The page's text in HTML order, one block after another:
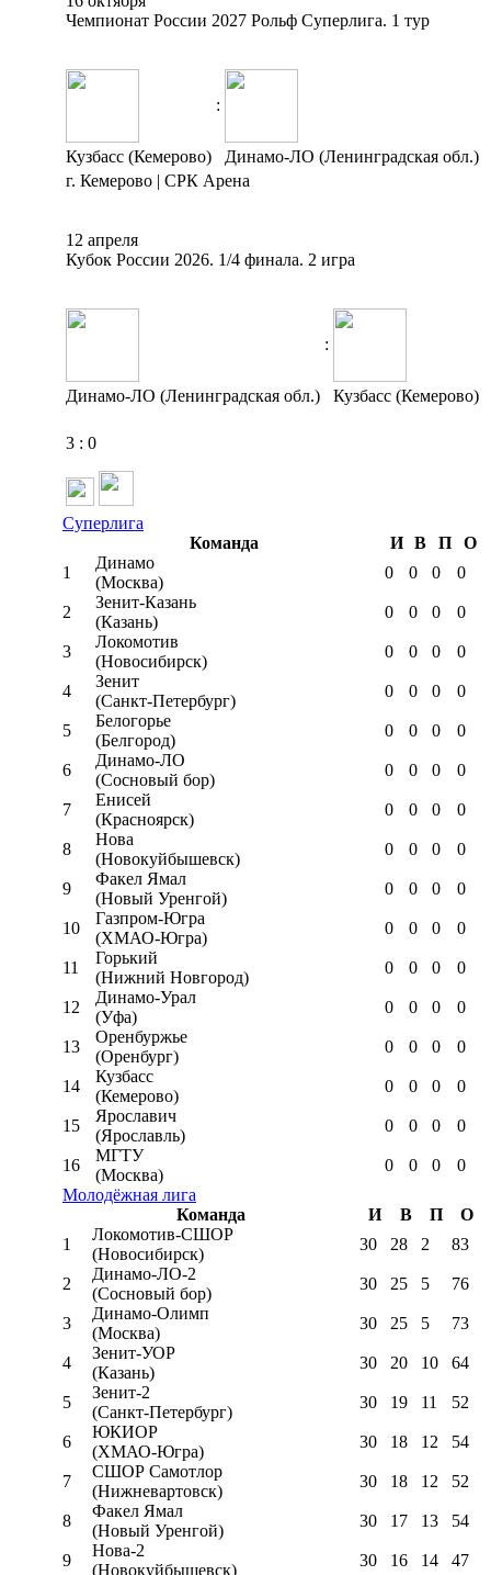
Чемпионат России 2027 Рольф Суперлига. 1 тур
:
Кузбасс (Кемерово)
Динамо-ЛО (Ленинградская обл.)
г. Кемерово | СРК Арена
12 апреля
Кубок России 2026. 1/4 финала. 2 игра
:
Динамо-ЛО (Ленинградская обл.) Кузбасс (Кемерово)
3 : 0
Суперлига
Команда
И В П
О
1
Динамо
(Москва)
0 0 0 0
2
Зенит-Казань
(Казань)
0 0 0 0
3
Локомотив
(Новосибирск)
0 0 0 0
4
Зенит
(Санкт-Петербург)
0 0 0 0
5
Белогорье
(Белгород)
0 0 0 0
6
Динамо-ЛО
(Сосновый бор)
0 0 0 0
7
Енисей
(Красноярск)
0 0 0 0
8
Нова
(Новокуйбышевск)
0 0 0 0
9
Факел Ямал
(Новый Уренгой)
0 0 0 0
10
Газпром-Югра
(ХМАО-Югра)
0 0 0 0
11
Горький
(Нижний Новгород)
0 0 0 0
12
Динамо-Урал
(Уфа)
0 0 0 0
13
Оренбуржье
(Оренбург)
0 0 0 0
14
Кузбасс
(Кемерово)
0 0 0 0
15
Ярославич
(Ярославль)
0 0 0 0
16
МГТУ
(Москва)
0 0 0
0
Молодёжная лига
Команда
И В П
О
1
Локомотив-CШОР
(Новосибирск)
30 28 2 83
2
Динамо-ЛО-2
(Сосновый бор)
30 25 5 76
3
Динамо-Олимп
(Москва)
30 25 5 73
4
Зенит-УОР
(Казань)
30 20 10 64
5
Зенит-2
(Санкт-Петербург)
30 19 11 52
6
ЮКИОР
(ХМАО-Югра)
30 18 12 54
7
СШОР Самотлор
(Нижневартовск)
30 18 12 52
8
Факел Ямал
(Новый Уренгой)
30 17 13 54
9
Нова-2
(Новокуйбышевск)
30 16 14 47